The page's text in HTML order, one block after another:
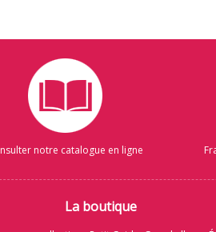
notre catalogue en ligne
La boutique